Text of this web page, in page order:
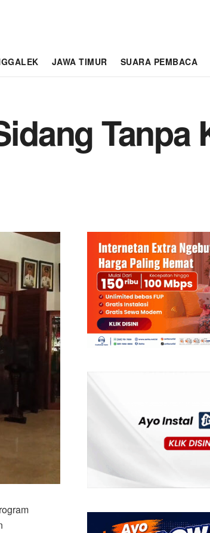
JAWA TIMUR SUARA PEMBACA
Tanpa